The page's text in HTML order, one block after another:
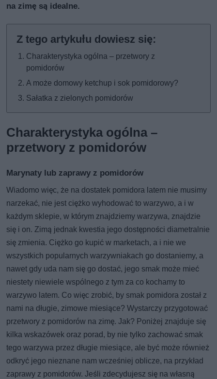
na zimę są idealne.
Charakterystyka ogólna – przetwory z
pomidorów
A może domowy ketchup i sok pomidorowy?
Sałatka z zielonych pomidorów
Charakterystyka ogólna –
przetwory z pomidorów
Marynaty lub zaprawy z pomidorów
Wiadomo więc, że na dostatek pomidora latem nie musimy
narzekać, nie jest ciężko wyhodować to warzywo, a i w
każdym sklepie, w którym znajdziemy warzywa, znajdzie
się i on. Zimą jednak kwestia jego dostępności diametralnie
się zmienia. Ciężko go kupić w marketach, a i nie we
wszystkich popularnych warzywniakach go dostaniemy, a
nawet gdy uda nam się go dostać, jego smak może mieć
niestety niewiele wspólnego z tym za co kochamy to
warzywo latem. Co więc zrobić, by smak pomidora został z
nami na długie, zimowe miesiące? Wystarczy przygotować
przetwory z pomidorów na zimę. Jak? Poniżej znajduje się
kilka wskazówek oraz porad, by nie tylko zachować smak
tego warzywa przez długie miesiące, ale być może również
odkryć jego nieznane nam wcześniej oblicze, na przykład
zaprawy z pomidorów. Jeśli zdecydujesz się na własną